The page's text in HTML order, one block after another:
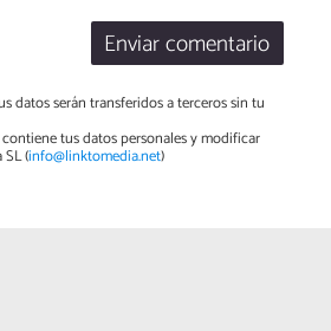
Enviar comentario
datos serán transferidos a terceros sin tu
tus datos personales y modificar
(info@linktomedia.net)